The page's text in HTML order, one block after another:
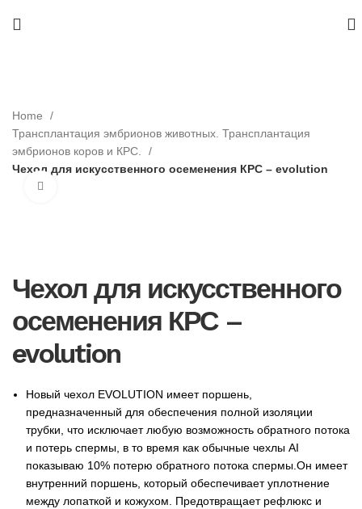
Home
Трансплантация эмбрионов животных. Трансплантация
эмбрионов коров и КРС.
Чехол для искусственного осеменения КРС – evolution
Чехол для искусственного
осеменения КРС –
evolution
Новый чехол EVOLUTION имеет поршень,
предназначенный для обеспечения полной изоляции
трубки, что исключает любую возможность обратного потока
и потерь спермы, в то время как обычные чехлы AI
показываю 10% потерю обратного потока спермы.Он имеет
внутренний поршень, который обеспечивает уплотнение
между лопаткой и кожухом. Предотвращает рефлюкс и